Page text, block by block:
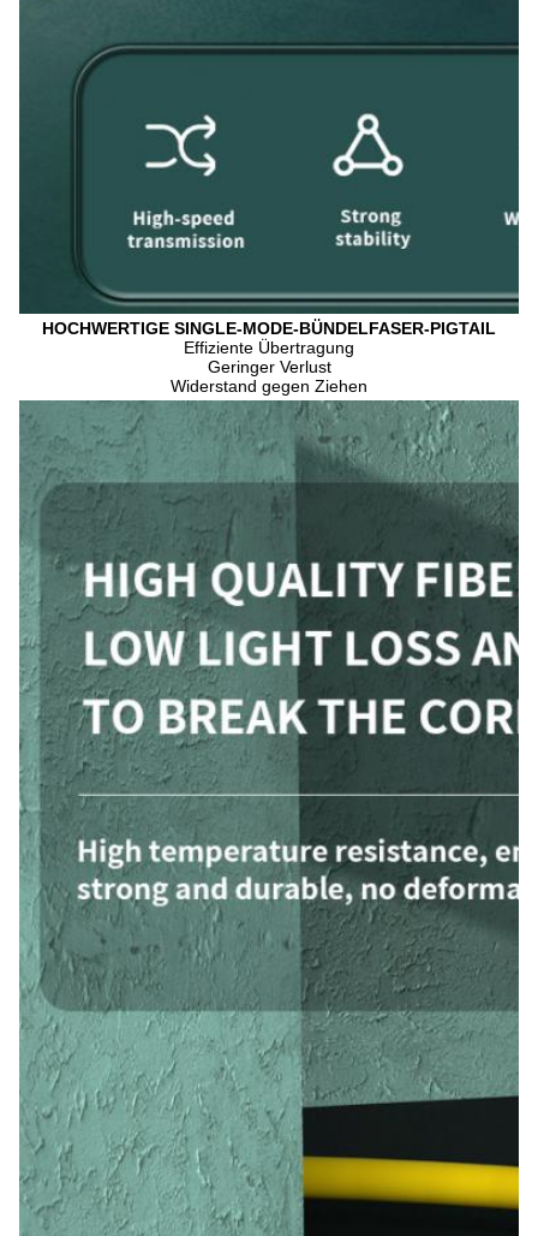
HOCHWERTIGE SINGLE-MODE-BÜNDELFASER-PIGTAIL
Effiziente Übertragung
Geringer Verlust
Widerstand gegen Ziehen